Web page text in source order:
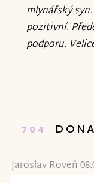
mlynářský
pozitivní.
podporu.
704
Jaroslav Roveň